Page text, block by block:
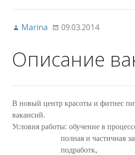
Marina 09.03.2014
Описание
В новый центр красоты и фитнес
вакансий.
Условия работы: обучение в
полная и частичная
подработк,